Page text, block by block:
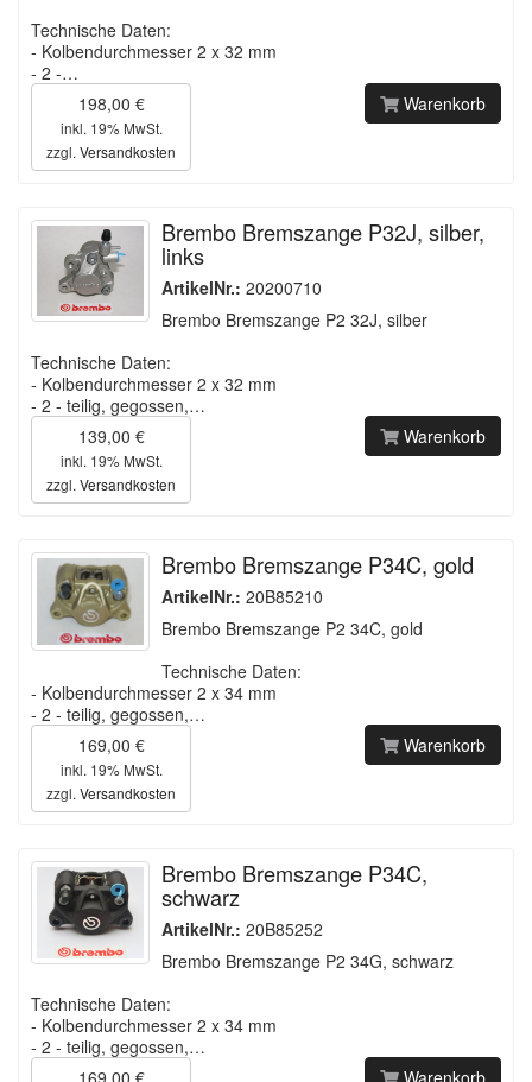
Technische Daten:
- Kolbendurchmesser 2 x 32 mm
- 2 -…
198,00 €
inkl. 19% MwSt.
zzgl. Versandkosten
Warenkorb
Brembo Bremszange P32J, silber,
links
ArtikelNr.: 20200710
Brembo Bremszange P2 32J, silber
Technische Daten:
- Kolbendurchmesser 2 x 32 mm
- 2 - teilig, gegossen,…
139,00 €
inkl. 19% MwSt.
zzgl. Versandkosten
Warenkorb
Brembo Bremszange P34C, gold
ArtikelNr.: 20B85210
Brembo Bremszange P2 34C, gold
Technische Daten:
- Kolbendurchmesser 2 x 34 mm
- 2 - teilig, gegossen,…
169,00 €
inkl. 19% MwSt.
zzgl. Versandkosten
Warenkorb
Brembo Bremszange P34C,
schwarz
ArtikelNr.: 20B85252
Brembo Bremszange P2 34G, schwarz
Technische Daten:
- Kolbendurchmesser 2 x 34 mm
- 2 - teilig, gegossen,…
169,00 €
Warenkorb